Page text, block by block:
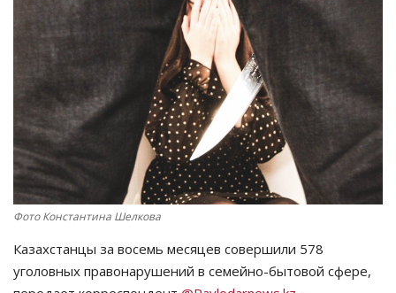
СПЕЦПРОЕКТЫ
Чек-лист
РАЗВЛЕЧЕНИЯ
OFFICIAL
Курултай
Фото Константина Шелкова
Казахстанцы за восемь месяцев совершили 578
уголовных правонарушений в семейно-бытовой сфере,